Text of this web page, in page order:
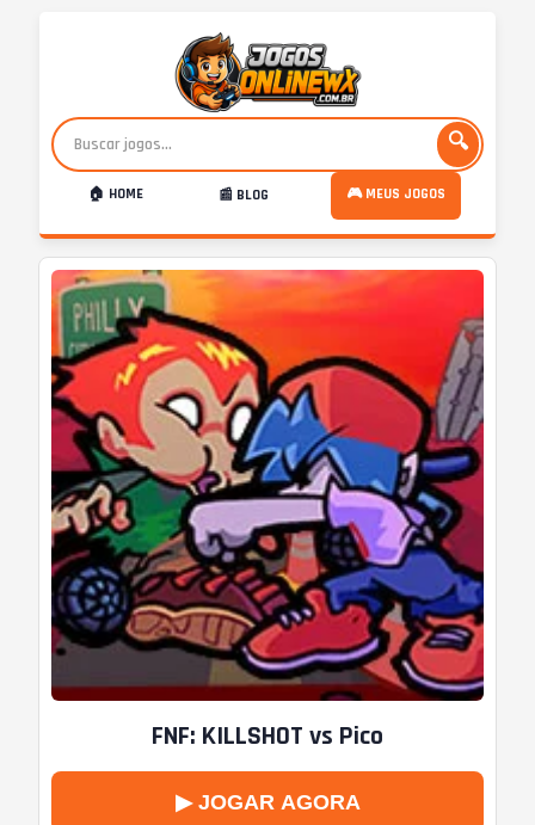
🔍
🏠 HOME 📰 BLOG 🎮 MEUS JOGOS
FNF: KILLSHOT vs Pico
▶ JOGAR AGORA